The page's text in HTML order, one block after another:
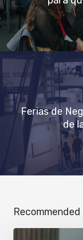
Ferias de
de
Recommended